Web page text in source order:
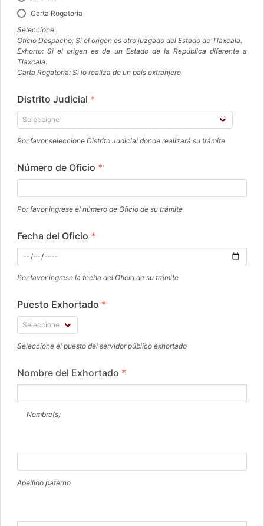
Carta Rogatoria
Seleccione:
Oficio Despacho: Si el origen es otro juzgado del Estado de Tlaxcala.
Exhorto: Si el origen es de un Estado de la República diferente a
Tlaxcala.
Carta Rogatoria: Si lo realiza de un país extranjero
Distrito Judicial *
Por favor seleccione Distrito Judicial donde realizará su trámite
Número de Oficio *
Por favor ingrese el número de Oficio de su trámite
Fecha del Oficio *
Por favor ingrese la fecha del Oficio de su trámite
Puesto Exhortado *
Seleccione el puesto del servidor público exhortado
Nombre del Exhortado *
Nombre(s)
Apellido paterno